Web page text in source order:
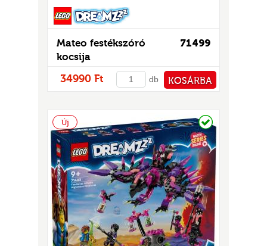
71499
Mateo festékszóró
kocsija
34990 Ft db KOSÁRBA
Új